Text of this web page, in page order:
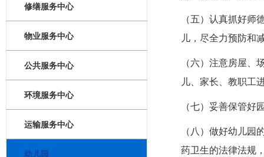
修缮服务中心
物业服务中心
公共服务中心
环境服务中心
运输服务中心
幼儿园
（五）认真抓好师
儿，尽全力预防和
（六）注意房屋、
儿、家长、教职工
（七）妥善保管好
（八）做好幼儿园
药卫生的法律法规